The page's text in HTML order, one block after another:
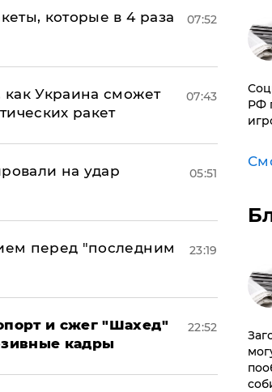
которые в 4 раза
07:52
Украина сможет
ракет
07:43
на удар
05:51
перед "последним
23:19
и сжег "Шахед"
кадры
22:52
РФ